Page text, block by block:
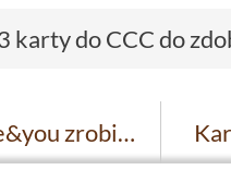
karty do CCC do
Zakupy w home&you zrobi Pan Dariusz z Wrocławia